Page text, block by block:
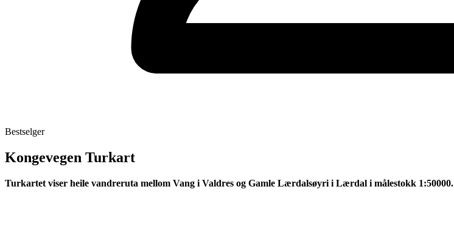
Bestselger
Kongevegen Turkart
Turkartet viser heile vandreruta mellom Vang i Valdres og Gamle Lærdalsøyri i Lærdal i målestokk 1:50000.